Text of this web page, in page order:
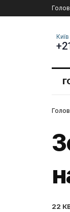
Київ
22